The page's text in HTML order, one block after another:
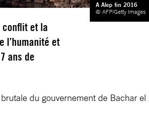
A Alep fin 2016
© AFP/Getty Images
conflit et la
l’humanité et
ans de
du gouvernement de Bachar el